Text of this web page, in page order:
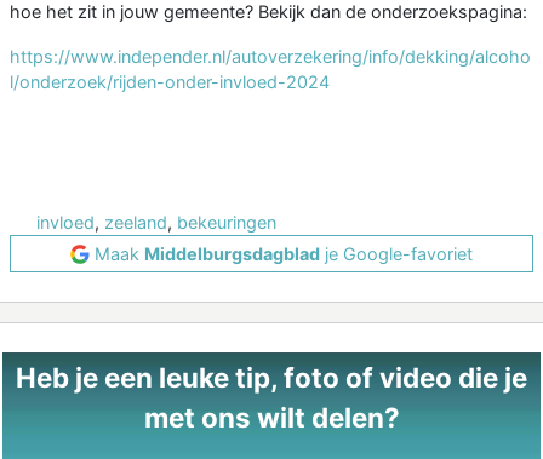
hoe het zit in jouw gemeente? Bekijk dan de onderzoekspagina:
https://www.independer.nl/autoverzekering/info/dekking/alcoho
l/onderzoek/rijden-onder-invloed-2024
invloed, zeeland, bekeuringen
Maak Middelburgsdagblad je Google-favoriet
Heb je een leuke tip, foto of video die je
met ons wilt delen?